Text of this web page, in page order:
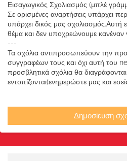
Εισαγωγικός Σχολιασμός (μπλέ
Σε ορισμένες αναρτήσεις υπάρχει
υπάρχει δικός μας σχολιασμός.Αυτή
θέμα και δεν υποχρεώνουμε κανέναν
---
Τα σχόλια αντιπροσωπεύουν την
συγγραφέων τους και όχι αυτή του
προσβλητικά σχόλια θα
εντοπίζονται(ενημερώστε μας και
Δημοσίευση